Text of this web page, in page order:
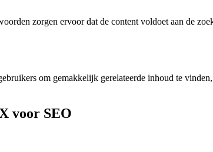
zorgen ervoor dat de content voldoet aan de
om gemakkelijk gerelateerde inhoud te
voor SEO